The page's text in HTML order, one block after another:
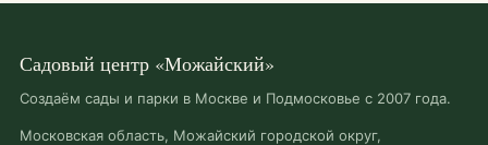
Садовый центр «Можайский»
Создаём сады и парки в Москве и Подмосковье с 2007 года.
Московская область, Можайский городской округ,